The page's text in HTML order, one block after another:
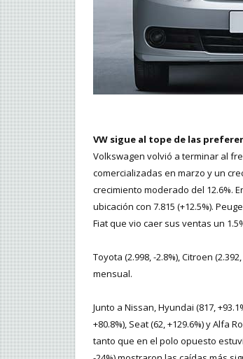
VW sigue al tope de las
Volkswagen volvió a terminar al
comercializadas en marzo y un
crecimiento moderado del 12.6%.
ubicación con 7.815 (+12.5%).
Fiat que vio caer sus ventas un
Toyota (2.998, -2.8%), Citroen
mensual.
Junto a Nissan, Hyundai (817,
+80.8%), Seat (62, +129.6%) y Alfa
tanto que en el polo opuesto